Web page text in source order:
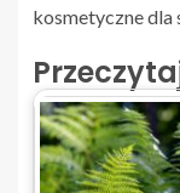
kosmetyczne dla